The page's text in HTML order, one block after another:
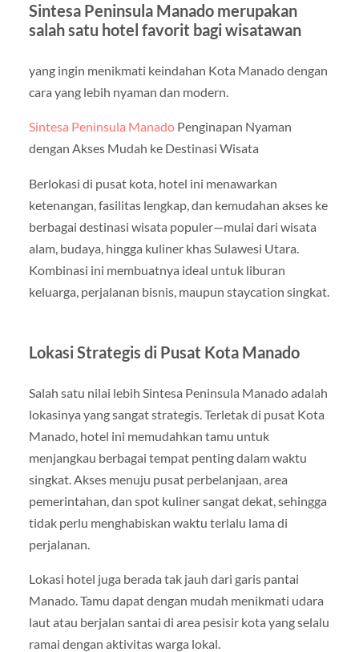
Sintesa Peninsula Manado merupakan
salah satu hotel favorit bagi wisatawan
yang ingin menikmati keindahan Kota Manado dengan
cara yang lebih nyaman dan modern.
Sintesa Peninsula ManadoPenginapan Nyaman
dengan Akses Mudah ke Destinasi Wisata
Berlokasi di pusat kota, hotel ini menawarkan
ketenangan, fasilitas lengkap, dan kemudahan akses ke
berbagai destinasi wisata populer—mulai dari wisata
alam, budaya, hingga kuliner khas Sulawesi Utara.
Kombinasi ini membuatnya ideal untuk liburan
keluarga, perjalanan bisnis, maupun staycation singkat.
Lokasi Strategis di Pusat Kota Manado
Salah satu nilai lebih Sintesa Peninsula Manado adalah
lokasinya yang sangat strategis. Terletak di pusat Kota
Manado, hotel ini memudahkan tamu untuk
menjangkau berbagai tempat penting dalam waktu
singkat. Akses menuju pusat perbelanjaan, area
pemerintahan, dan spot kuliner sangat dekat, sehingga
tidak perlu menghabiskan waktu terlalu lama di
perjalanan.
Lokasi hotel juga berada tak jauh dari garis pantai
Manado. Tamu dapat dengan mudah menikmati udara
laut atau berjalan santai di area pesisir kota yang selalu
ramai dengan aktivitas warga lokal.